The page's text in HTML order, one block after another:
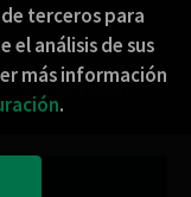
Reservados |
terceros para
el análisis de sus
más información
.